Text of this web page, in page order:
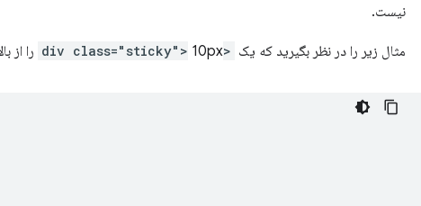
نیست.
مثال زیر را در نظر بگیرید که یک <div class="sticky">10px را از بالای کانتینر اصلی خود رفع می کند: